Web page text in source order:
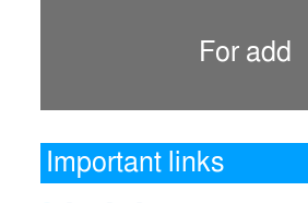
For add
Important links